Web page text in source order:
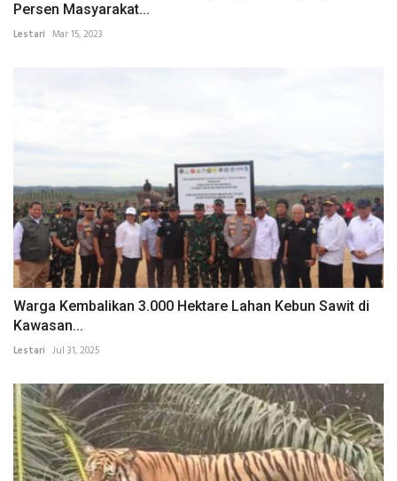
Persen Masyarakat...
Lestari Mar 15, 2023
Warga Kembalikan 3.000 Hektare Lahan Kebun Sawit di
Kawasan...
Lestari Jul 31, 2025